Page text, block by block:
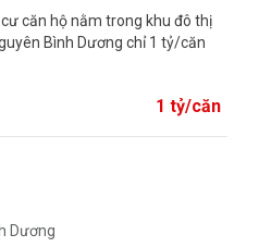
căn hộ nằm trong khu đô thị
Bình Dương chỉ 1 tỷ/căn
1 tỷ/căn
Dương